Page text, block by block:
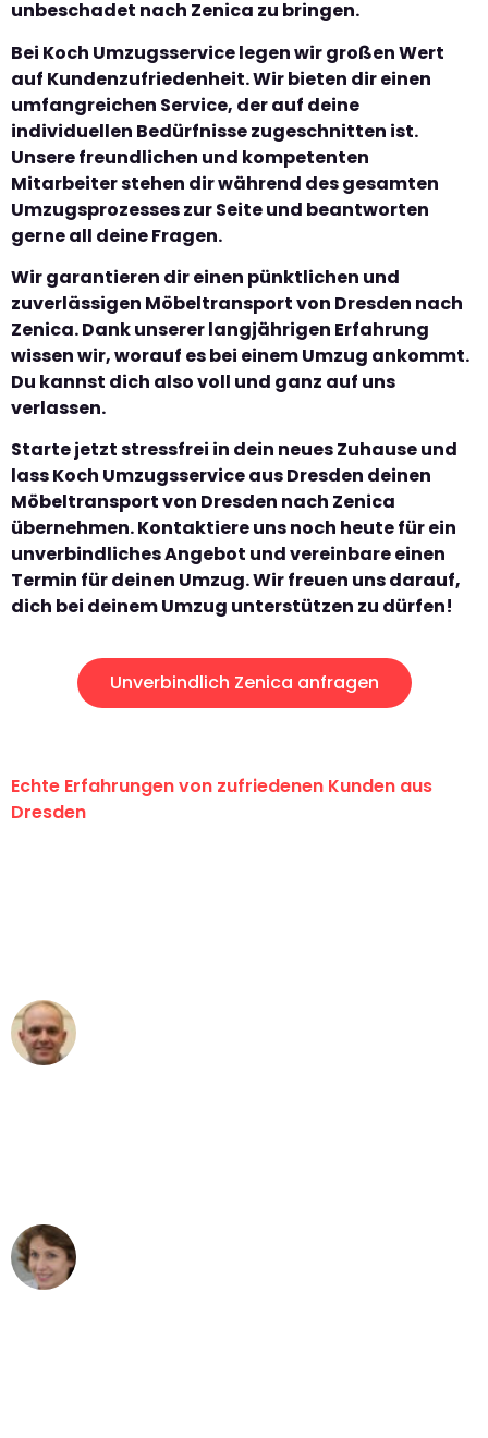
unbeschadet nach Zenica zu bringen.
Bei Koch Umzugsservice legen wir großen Wert
auf Kundenzufriedenheit. Wir bieten dir einen
umfangreichen Service, der auf deine
individuellen Bedürfnisse zugeschnitten ist.
Unsere freundlichen und kompetenten
Mitarbeiter stehen dir während des gesamten
Umzugsprozesses zur Seite und beantworten
gerne all deine Fragen.
Wir garantieren dir einen pünktlichen und
zuverlässigen Möbeltransport von Dresden nach
Zenica. Dank unserer langjährigen Erfahrung
wissen wir, worauf es bei einem Umzug ankommt.
Du kannst dich also voll und ganz auf uns
verlassen.
Starte jetzt stressfrei in dein neues Zuhause und
lass Koch Umzugsservice aus Dresden deinen
Möbeltransport von Dresden nach Zenica
übernehmen. Kontaktiere uns noch heute für ein
unverbindliches Angebot und vereinbare einen
Termin für deinen Umzug. Wir freuen uns darauf,
dich bei deinem Umzug unterstützen zu dürfen!
Unverbindlich Zenica anfragen
Echte Erfahrungen von zufriedenen Kunden aus
Dresden